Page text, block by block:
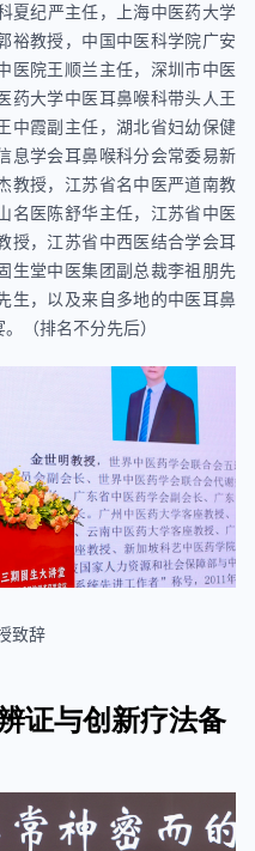
夏纪严主任，上海中医药大学
裕教授，中国中医科学院广安
医院王顺兰主任，深圳市中医
药大学中医耳鼻喉科带头人王
中霞副主任，湖北省妇幼保健
息学会耳鼻喉科分会常委易新
教授，江苏省名中医严道南教
名医陈舒华主任，江苏省中医
授，江苏省中西医结合学会耳
生堂中医集团副总裁李祖朋先
生，以及来自多地的中医耳鼻
（排名不分先后）
致辞
证与创新疗法备